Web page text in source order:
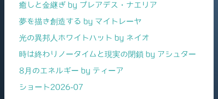
癒しと金継ぎ by プレアデス・ナエリア
夢を描き創造する by マイトレーヤ
光の異邦人ホワイトハット by ネイオ
時は終わりノータイムと現実の閉鎖 by アシュター
8月のエネルギー by ティーア
ショート2026-07